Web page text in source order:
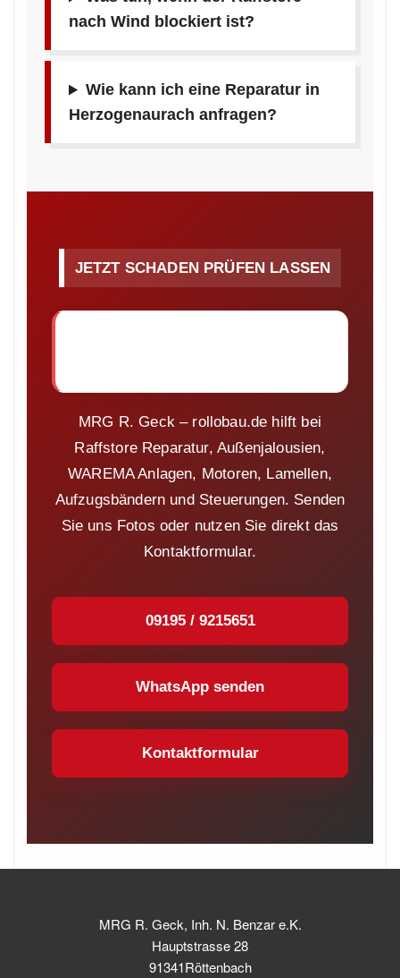
nach Wind blockiert ist?
Wie kann ich eine Reparatur in
Herzogenaurach anfragen?
JETZT SCHADEN PRÜFEN LASSEN
MRG R. Geck – rollobau.de hilft bei
Raffstore Reparatur, Außenjalousien,
WAREMA Anlagen, Motoren, Lamellen,
Aufzugsbändern und Steuerungen. Senden
Sie uns Fotos oder nutzen Sie direkt das
Kontaktformular.
09195 / 9215651
WhatsApp senden
Kontaktformular
MRG R. Geck, Inh. N. Benzar e.K.
Hauptstrasse 28
91341Röttenbach